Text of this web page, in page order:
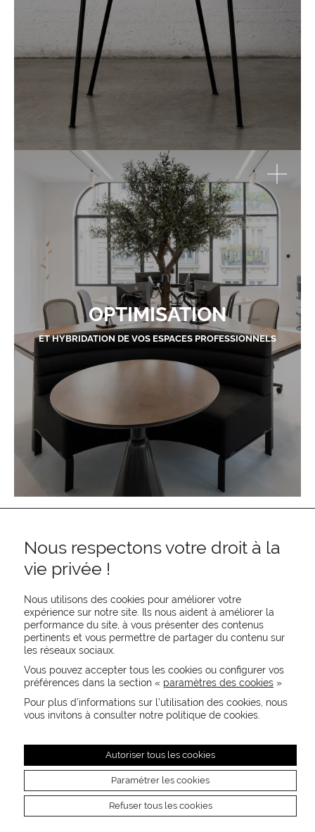
OPTIMISATION
ET HYBRIDATION DE VOS ESPACES PROFESSIONNELS
REJOIGNEZ-NOUS
CONTACTEZ-NOUS
NEWSLETTER
Recevez les actualités MOORE en exclusivité
Crédits photos CGUParamètres des cookies
Nous respectons votre droit à la
vie privée !
Nous utilisons des cookies pour améliorer votre
expérience sur notre site. Ils nous aident à améliorer la
performance du site, à vous présenter des contenus
pertinents et vous permettre de partager du contenu sur
les réseaux sociaux.
Vous pouvez accepter tous les cookies ou configurer vos
préférences dans la section « paramètres des cookies »
Pour plus d’informations sur l’utilisation des cookies, nous
vous invitons à consulter notre politique de cookies.
Autoriser tous les cookies
Refuser tous les cookies
Paramétrer les cookies